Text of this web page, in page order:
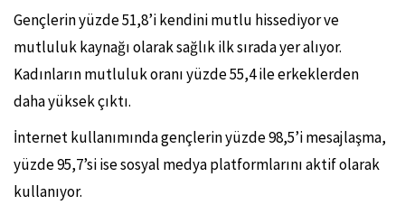
Gençlerin yüzde 51,8’i kendini mutlu hissediyor ve
mutluluk kaynağı olarak sağlık ilk sırada yer alıyor.
Kadınların mutluluk oranı yüzde 55,4 ile erkeklerden
daha yüksek çıktı.
İnternet kullanımında gençlerin yüzde 98,5’i mesajlaşma,
yüzde 95,7’si ise sosyal medya platformlarını aktif olarak
kullanıyor.